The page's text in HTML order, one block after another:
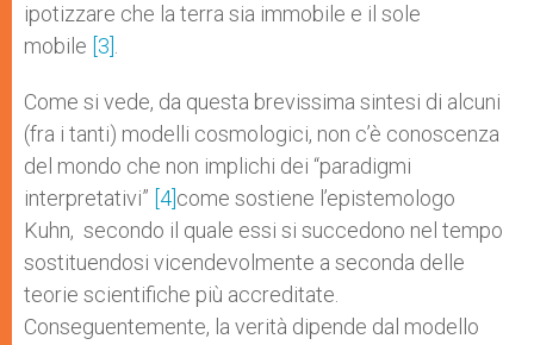
ipotizzare che la terra sia immobile e il sole
mobile [3]
Come si vede, da questa brevissima sintesi di alcuni
(fra i tanti) modelli cosmologici, non c’è conoscenza
del mondo che non implichi dei “paradigmi
interpretativi” [4] come sostiene l’epistemologo
Kuhn, secondo il quale essi si succedono nel tempo
sostituendosi vicendevolmente a seconda delle
teorie scientifiche più accreditate.
Conseguentemente, la verità dipende dal modello